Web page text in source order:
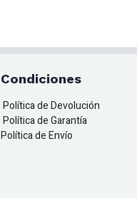
Condiciones
Política de Devolución
Política de Garantía
Política de Envío